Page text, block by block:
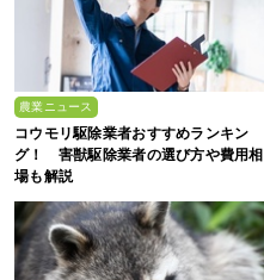
農業ニュース
コウモリ駆除業者おすすめランキン
グ！ 害獣駆除業者の選び方や費用相
場も解説